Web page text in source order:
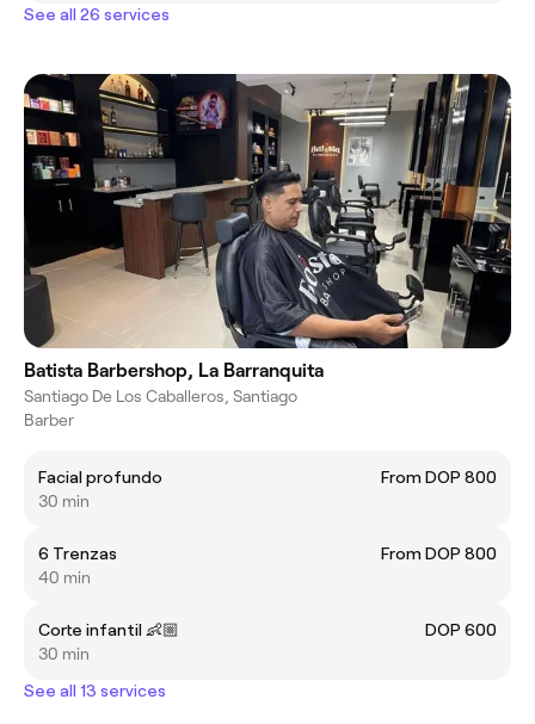
See all 26 services
Batista Barbershop, La Barranquita
Santiago De Los Caballeros, Santiago
Barber
Facial profundo
From DOP 800
30 min
6 Trenzas
From DOP 800
40 min
Corte infantil 👶🏼
DOP 600
30 min
See all 13 services